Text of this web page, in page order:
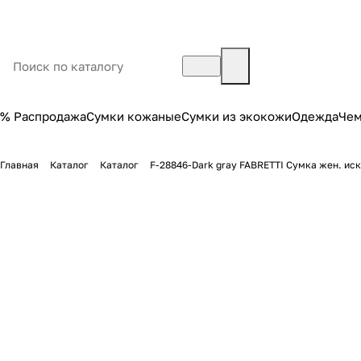
% РаспродажаСумки кожаныеСумки из экокожиОдежда
Главная Каталог Каталог F-28846-Dark gray FABRETTI Сумка жен.